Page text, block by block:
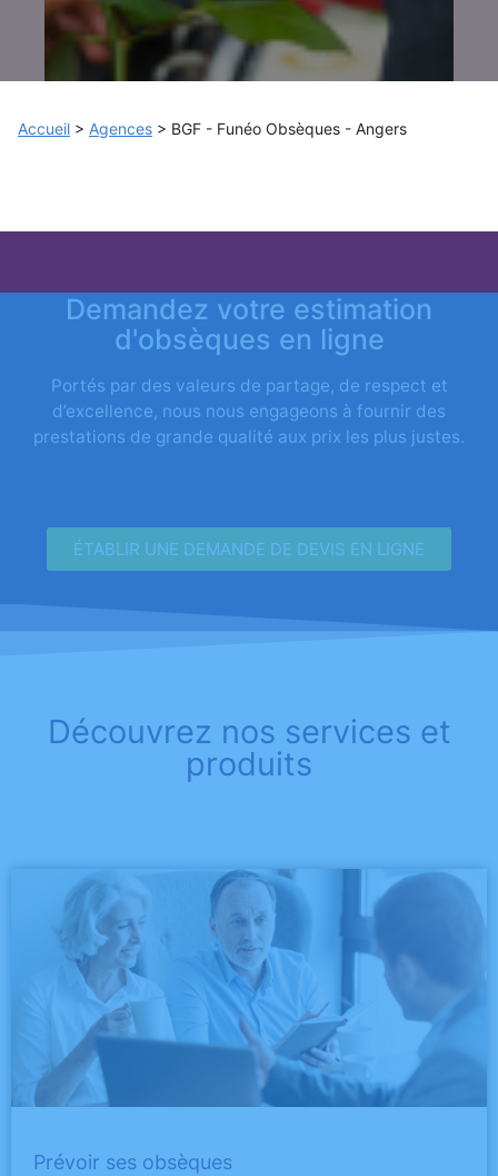
Accueil > Agences > BGF - Funéo Obsèques - Angers
Demandez votre estimation
d'obsèques en ligne
Portés par des valeurs de partage, de respect et
d’excellence, nous nous engageons à fournir des
prestations de grande qualité aux prix les plus justes.
ÉTABLIR UNE DEMANDE DE DEVIS EN LIGNE
Découvrez nos services et
produits
Prévoir ses obsèques